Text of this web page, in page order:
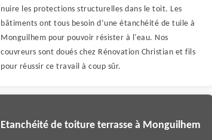
nuire les protections structurelles dans le toit. Les
bâtiments ont tous besoin d’une étanchéité de tuile à
Monguilhem pour pouvoir résister à l'eau. Nos
couvreurs sont doués chez Rénovation Christian et fils
pour réussir ce travail à coup sûr.
Etanchéité de toiture terrasse à Monguilhem